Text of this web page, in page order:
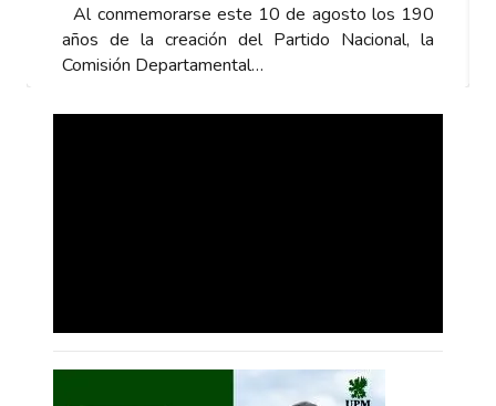
Al conmemorarse este 10 de agosto los 190
años de la creación del Partido Nacional, la
Comisión Departamental…